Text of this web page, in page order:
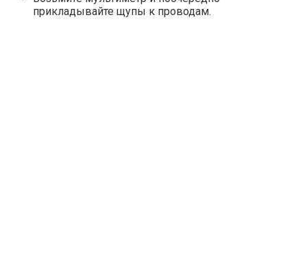
прикладывайте щупы к проводам.